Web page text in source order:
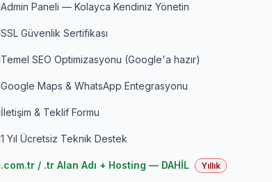
Admin Paneli — Kolayca Kendiniz Yönetin
SSL Güvenlik Sertifikası
Temel SEO Optimizasyonu (Google'a hazır)
Google Maps & WhatsApp Entegrasyonu
İletişim & Teklif Formu
1 Yıl Ücretsiz Teknik Destek
.com.tr / .tr Alan Adı + Hosting — DAHİL Yıllık